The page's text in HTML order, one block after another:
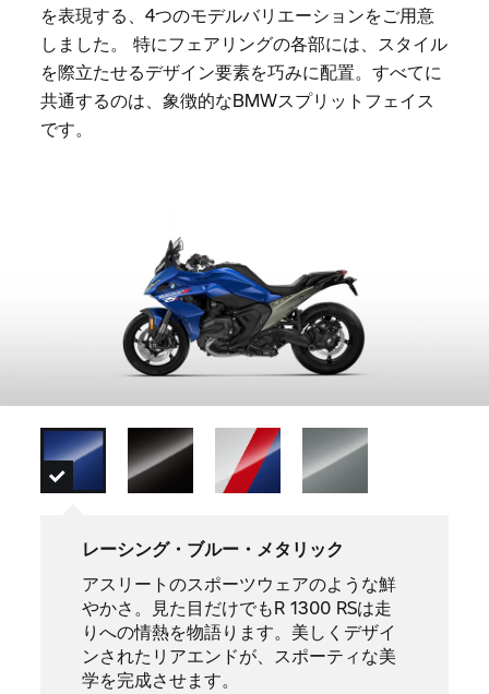
を表現する、4つのモデルバリエーションをご用意
しました。 特にフェアリングの各部には、スタイル
を際立たせるデザイン要素を巧みに配置。すべてに
共通するのは、象徴的なBMWスプリットフェイス
です。
レーシング・ブルー・メタリック
アスリートのスポーツウェアのような鮮
やかさ。見た目だけでもR 1300 RSは走
りへの情熱を物語ります。美しくデザイ
ンされたリアエンドが、スポーティな美
学を完成させます。